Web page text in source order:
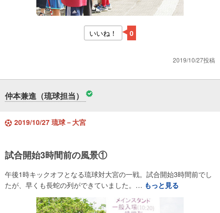
いいね！ 0
2019/10/27投稿
仲本兼進（琉球担当）
2019/10/27 琉球－大宮
試合開始3時間前の風景①
午後1時キックオフとなる琉球対大宮の一戦。試合開始3時間前でし
たが、早くも長蛇の列ができていました。… もっと見る